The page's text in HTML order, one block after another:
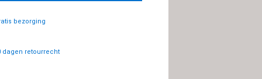
bezorging
dagen retourrecht